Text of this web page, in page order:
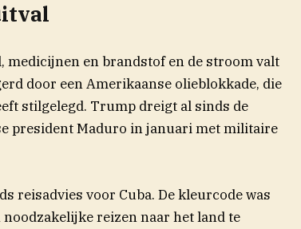
medicijnen en brandstof en de stroom valt
door een Amerikaanse olieblokkade, die
stilgelegd. Trump dreigt al sinds de
president Maduro in januari met militaire
reisadvies voor Cuba. De kleurcode was
reizen naar het land te